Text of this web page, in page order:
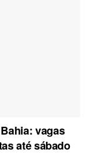
vagas
até sábado